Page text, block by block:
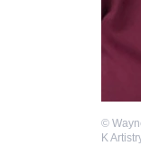
©
K